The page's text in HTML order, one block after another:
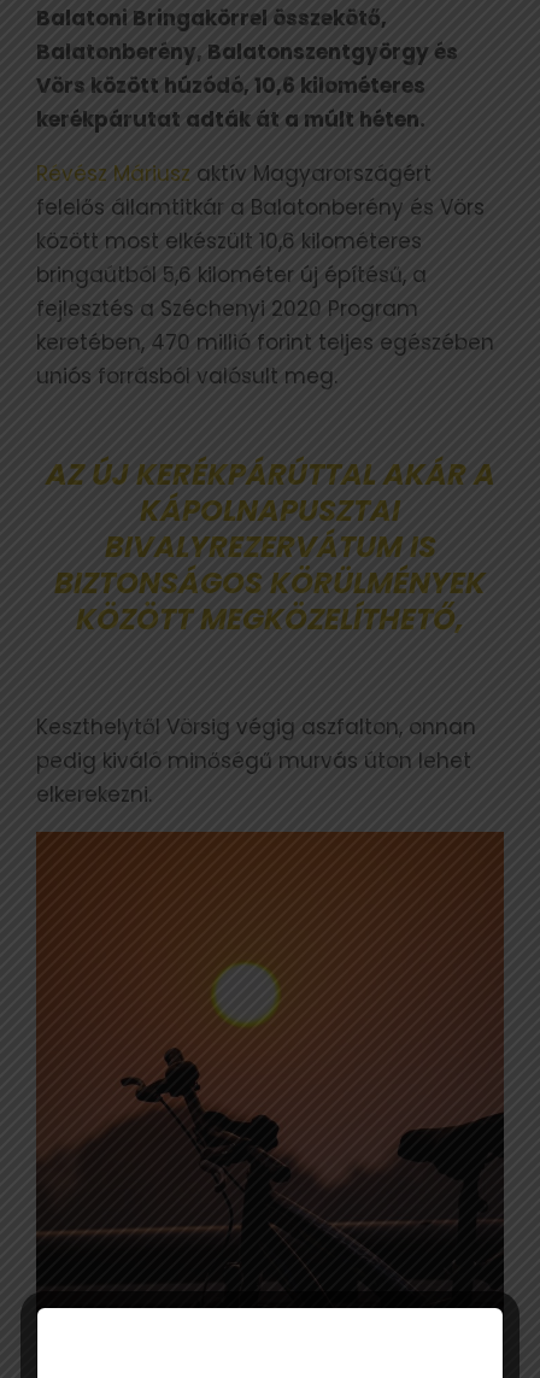
Balatoni Bringakörrel összekötő,
Balatonberény, Balatonszentgyörgy és
Vörs között húzódó, 10,6 kilométeres
kerékpárutat adták át a múlt héten.
Révész Máriusz aktív Magyarországért
felelős államtitkár a Balatonberény és Vörs
között most elkészült 10,6 kilométeres
bringaútból 5,6 kilométer új építésű, a
fejlesztés a Széchenyi 2020 Program
keretében, 470 millió forint teljes egészében
uniós forrásból valósult meg.
AZ ÚJ KERÉKPÁRÚTTAL AKÁR A
KÁPOLNAPUSZTAI
BIVALYREZERVÁTUM IS
BIZTONSÁGOS KÖRÜLMÉNYEK
KÖZÖTT MEGKÖZELÍTHETŐ,
Keszthelytől Vörsig végig aszfalton, onnan
pedig kiváló minőségű murvás úton lehet
elkerekezni.